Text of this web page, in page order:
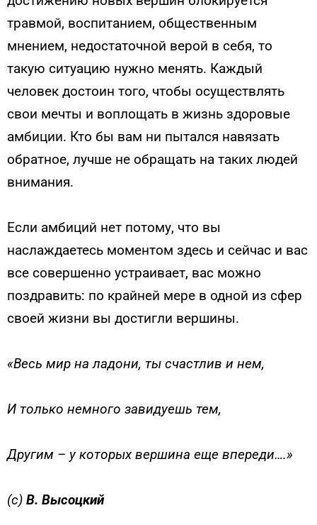
травмой, воспитанием, общественным
мнением, недостаточной верой в себя, то
такую ситуацию нужно менять. Каждый
человек достоин того, чтобы осуществлять
свои мечты и воплощать в жизнь здоровые
амбиции. Кто бы вам ни пытался навязать
обратное, лучше не обращать на таких людей
внимания.
Если амбиций нет потому, что вы
наслаждаетесь моментом здесь и сейчас и вас
все совершенно устраивает, вас можно
поздравить: по крайней мере в одной из сфер
своей жизни вы достигли вершины.
«Весь мир на ладони, ты счастлив и нем,
И только немного завидуешь тем,
Другим – у которых вершина еще впереди….»
(с) В. Высоцкий